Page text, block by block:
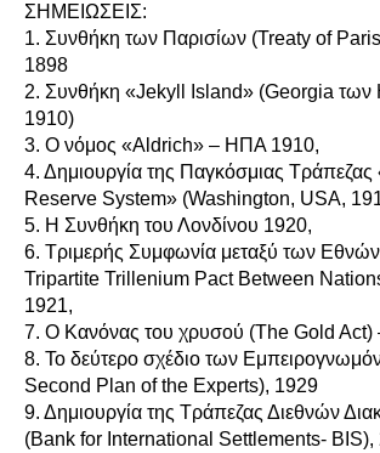
ΣΗΜΕΙΩΣΕΙΣ:
1. Συνθήκη των Παρισίων (Treaty of
1898
2. Συνθήκη «Jekyll Island» (Georgia
1910)
3. Ο νόμος «Aldrich» – ΗΠΑ 1910,
4. Δημιουργία της Παγκόσμιας Τράπεζας
Reserve System» (Washington, USA,
5. Η Συνθήκη του Λονδίνου 1920,
6. Τριμερής Συμφωνία μεταξύ των
Tripartite Trillenium Pact Between
1921,
7. Ο Κανόνας του χρυσού (The Gold
8. Το δεύτερο σχέδιο των
Second Plan of the Experts), 1929
9. Δημιουργία της Τράπεζας Διεθνών
(Bank for International Settlements- BIS),